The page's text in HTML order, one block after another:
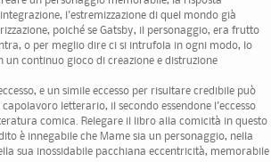
l'estremizzazione di quel mondo già
poiché se Gatsby, il personaggio, era frutto
o per meglio dire ci si intrufola in ogni modo, lo
continuo gioco di creazione e distruzione
e un simile eccesso per risultare credibile può
letterario, il secondo essendone l'eccesso
comica. Relegare il libro alla comicità in questo
è innegabile che Mame sia un personaggio, nella
sua inossidabile pacchiana eccentricità, memorabile